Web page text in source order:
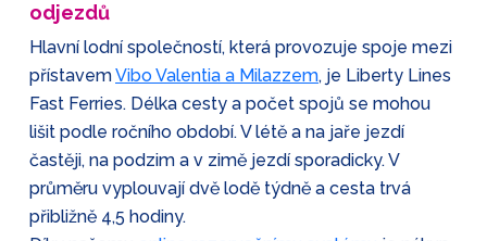
odjezdů
Hlavní lodní společností, která provozuje spoje mezi
přístavemVibo Valentia a Milazzem, je Liberty Lines
Fast Ferries. Délka cesty a počet spojů se mohou
lišit podle ročního období. V létě a na jaře jezdí
častěji, na podzim a v zimě jezdí sporadicky. V
průměru vyplouvají dvě lodě týdně a cesta trvá
přibližně 4,5 hodiny.